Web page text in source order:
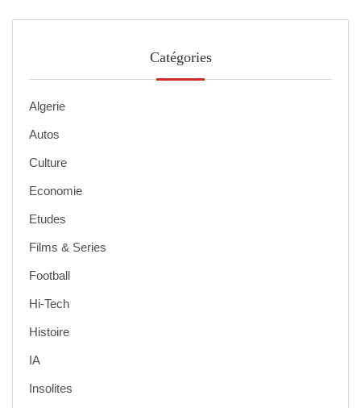
Catégories
Algerie
Autos
Culture
Economie
Etudes
Films & Series
Football
Hi-Tech
Histoire
IA
Insolites